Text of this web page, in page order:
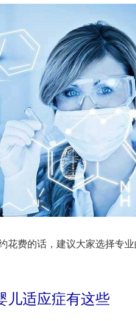
花费的话，建议大家选择专
儿适应症有这些